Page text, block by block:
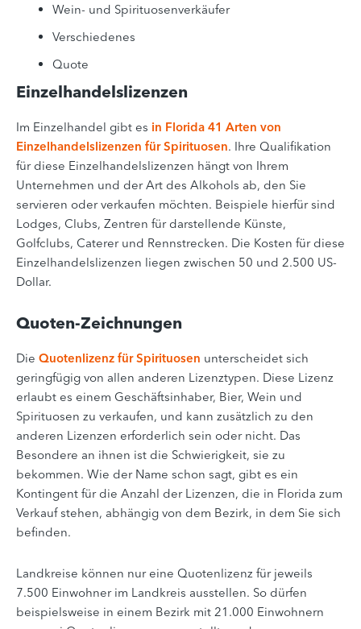
Wein- und Spirituosenverkäufer
Verschiedenes
Quote
Einzelhandelslizenzen
Im Einzelhandel gibt es in Florida 41 Arten von
Einzelhandelslizenzen für Spirituosen. Ihre Qualifikation
für diese Einzelhandelslizenzen hängt von Ihrem
Unternehmen und der Art des Alkohols ab, den Sie
servieren oder verkaufen möchten. Beispiele hierfür sind
Lodges, Clubs, Zentren für darstellende Künste,
Golfclubs, Caterer und Rennstrecken. Die Kosten für diese
Einzelhandelslizenzen liegen zwischen 50 und 2.500 US-
Dollar.
Quoten-Zeichnungen
Die Quotenlizenz für Spirituosen unterscheidet sich
geringfügig von allen anderen Lizenztypen. Diese Lizenz
erlaubt es einem Geschäftsinhaber, Bier, Wein und
Spirituosen zu verkaufen, und kann zusätzlich zu den
anderen Lizenzen erforderlich sein oder nicht. Das
Besondere an ihnen ist die Schwierigkeit, sie zu
bekommen. Wie der Name schon sagt, gibt es ein
Kontingent für die Anzahl der Lizenzen, die in Florida zum
Verkauf stehen, abhängig von dem Bezirk, in dem Sie sich
befinden.
Landkreise können nur eine Quotenlizenz für jeweils
7.500 Einwohner im Landkreis ausstellen. So dürfen
beispielsweise in einem Bezirk mit 21.000 Einwohnern